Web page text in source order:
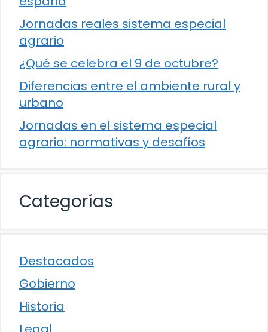
Jornadas reales sistema especial
agrario
¿Qué se celebra el 9 de octubre?
Diferencias entre el ambiente rural y
urbano
Jornadas en el sistema especial
agrario: normativas y desafíos
Categorías
Destacados
Gobierno
Historia